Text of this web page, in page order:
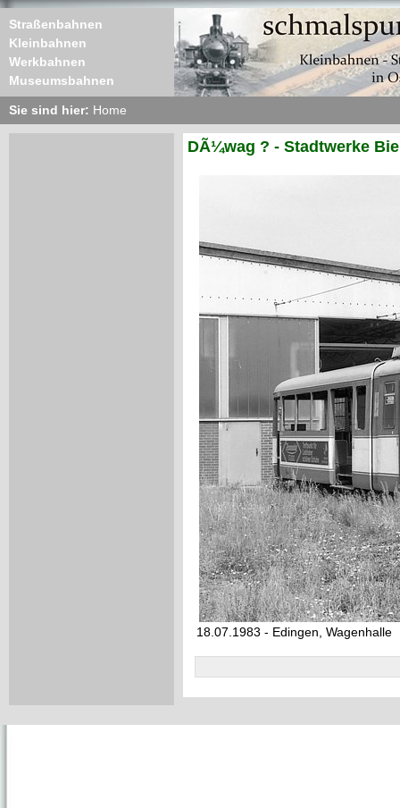
Straßenbahnen
Kleinbahnen
Werkbahnen
Museumsbahnen
Sie sind hier: Home
DÃ¼wag ? - Stadtwerke
18.07.1983 - Edingen, Wagenhalle